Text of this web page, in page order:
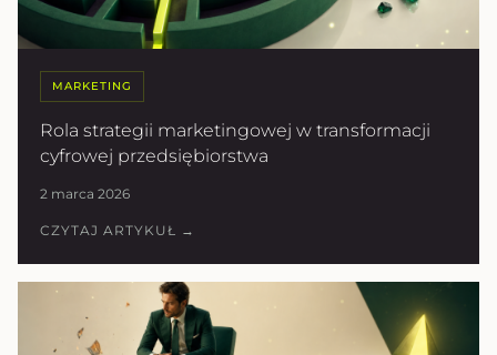
MARKETING
Rola strategii marketingowej w transformacji
cyfrowej przedsiębiorstwa
2 marca 2026
CZYTAJ ARTYKUŁ →